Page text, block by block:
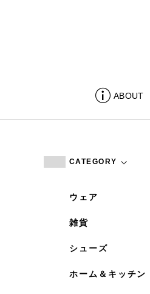
ABOUT
CATEGORY
ウェア
雑貨
シューズ
ホーム＆キッチン